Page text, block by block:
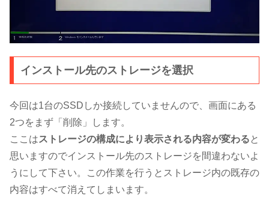
インストール先のストレージを選択
今回は1台のSSDしか接続していませんので、画面にある
2つをまず「削除」します。
ここはストレージの構成により表示される内容が変わる と
思いますのでインストール先のストレージを間違わないよ
うにして下さい。この作業を行うとストレージ内の既存の
内容はすべて消えてしまいます。